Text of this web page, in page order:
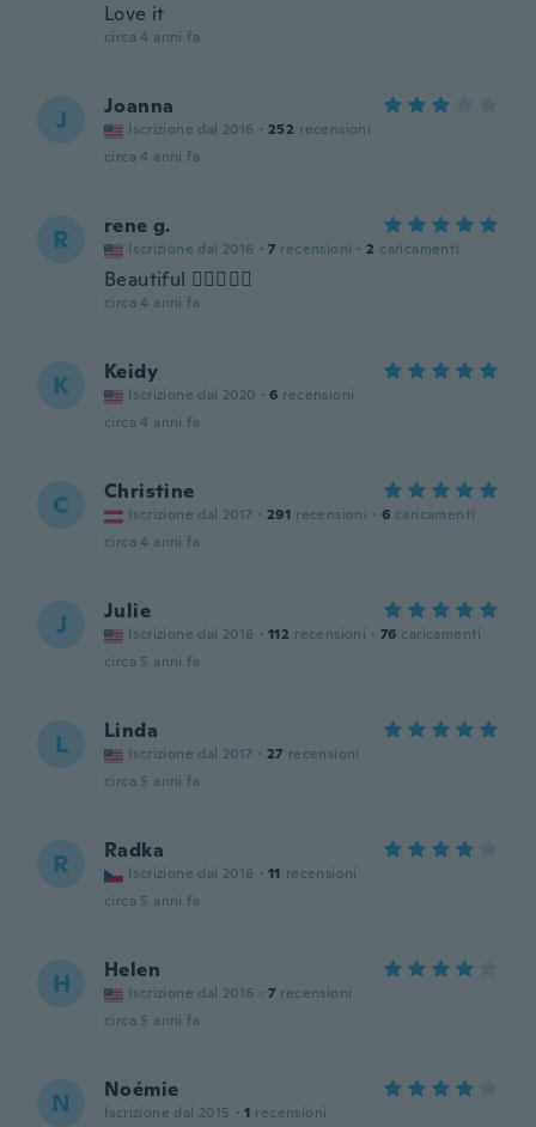
Love it
circa 4 anni fa
J Joanna
Iscrizione dal 2016 · 252 recensioni
circa 4 anni fa
R rene g.
Iscrizione dal 2016 · 7 recensioni · 2 caricamenti
Beautiful 👍🏻😊💜😎
circa 4 anni fa
K Keidy
Iscrizione dal 2020 · 6 recensioni
circa 4 anni fa
C Christine
Iscrizione dal 2017 · 291 recensioni · 6 caricamenti
circa 4 anni fa
J Julie
Iscrizione dal 2016 · 112 recensioni · 76 caricamenti
circa 5 anni fa
L Linda
Iscrizione dal 2017 · 27 recensioni
circa 5 anni fa
R Radka
Iscrizione dal 2016 · 11 recensioni
circa 5 anni fa
H Helen
Iscrizione dal 2016 · 7 recensioni
circa 5 anni fa
N Noémie
Iscrizione dal 2015 · 1 recensioni